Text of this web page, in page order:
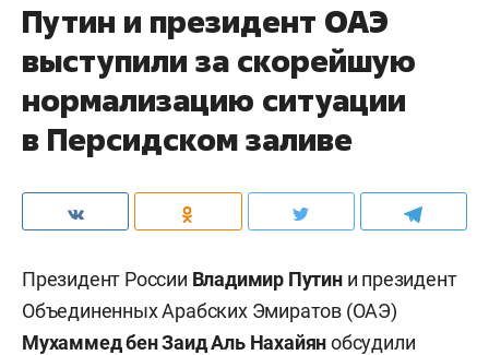
Путин и президент ОАЭ
выступили за скорейшую
нормализацию ситуации
в Персидском заливе
Президент России Владимир Путини президент
Объединенных Арабских Эмиратов (ОАЭ)
Мухаммед бен Заид Аль Нахайянобсудили